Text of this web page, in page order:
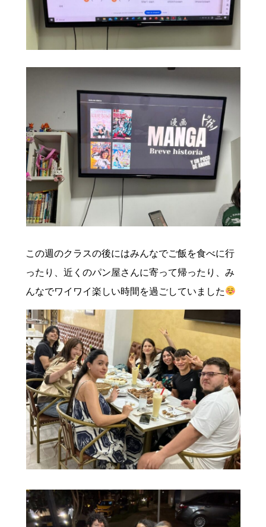
この週のクラスの後にはみんなでご飯を食べに行
ったり、近くのパン屋さんに寄って帰ったり、み
んなでワイワイ楽しい時間を過ごしていました